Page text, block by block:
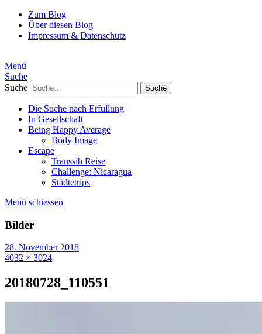
Zum Blog
Über diesen Blog
Impressum & Datenschutz
Menü
Suche
Suche
Die Suche nach Erfüllung
In Gesellschaft
Being Happy Average
Body Image
Escape
Transsib Reise
Challenge: Nicaragua
Städtetrips
Menü schiessen
Bilder
28. November 2018
4032 × 3024
20180728_110551